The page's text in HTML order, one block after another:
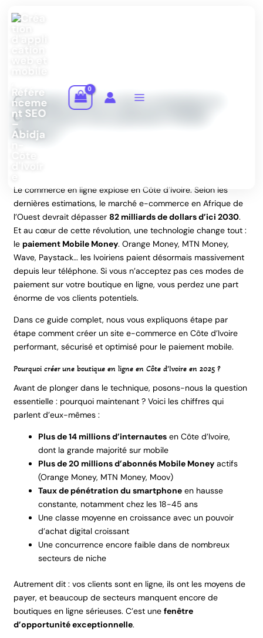
Aller
Comment créer un site e-commerce en
Côte d’Ivoire avec paiement Mobile
Money ?
Le commerce en ligne explose en Côte d’Ivoire. Selon les
dernières estimations, le marché e-commerce en Afrique de
l’Ouest devrait dépasser 82 milliards de dollars d’ici 2030.
Et au cœur de cette révolution, une technologie change tout :
le paiement Mobile Money. Orange Money, MTN Money,
Wave, Paystack… les Ivoiriens paient désormais massivement
depuis leur téléphone. Si vous n’acceptez pas ces modes de
paiement sur votre boutique en ligne, vous perdez une part
énorme de vos clients potentiels.
Dans ce guide complet, nous vous expliquons étape par
étape comment créer un site e-commerce en Côte d’Ivoire
performant, sécurisé et optimisé pour le paiement mobile.
Pourquoi créer une boutique en ligne en Côte d’Ivoire en 2025 ?
Avant de plonger dans le technique, posons-nous la question
essentielle : pourquoi maintenant ? Voici les chiffres qui
parlent d’eux-mêmes :
Plus de 14 millions d’internautes en Côte d’Ivoire,
dont la grande majorité sur mobile
Plus de 20 millions d’abonnés Mobile Money actifs
(Orange Money, MTN Money, Moov)
Taux de pénétration du smartphone en hausse
constante, notamment chez les 18-45 ans
Une classe moyenne en croissance avec un pouvoir
d’achat digital croissant
Une concurrence encore faible dans de nombreux
secteurs de niche
Autrement dit : vos clients sont en ligne, ils ont les moyens de
payer, et beaucoup de secteurs manquent encore de
boutiques en ligne sérieuses. C’est une fenêtre
d’opportunité exceptionnelle.